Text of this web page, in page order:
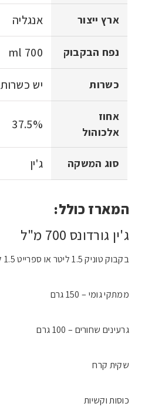
ארץ ייצור אנגליה
נפח הבקבוק 700 ml
כשרות יש כשרות
אחוז
אלכוהול
37.5%
סוג המשקה ג'ין
המארז כולל:
ג'ין גורדונס 700 מ"ל
בקבוק טוניק 1.5 ליטר או ספרייט 1.5 ליטר
ממתקי גומי – 150 גרם
גרעינים שחורים – 100 גרם
שקית קרח
כוסות וקשיות